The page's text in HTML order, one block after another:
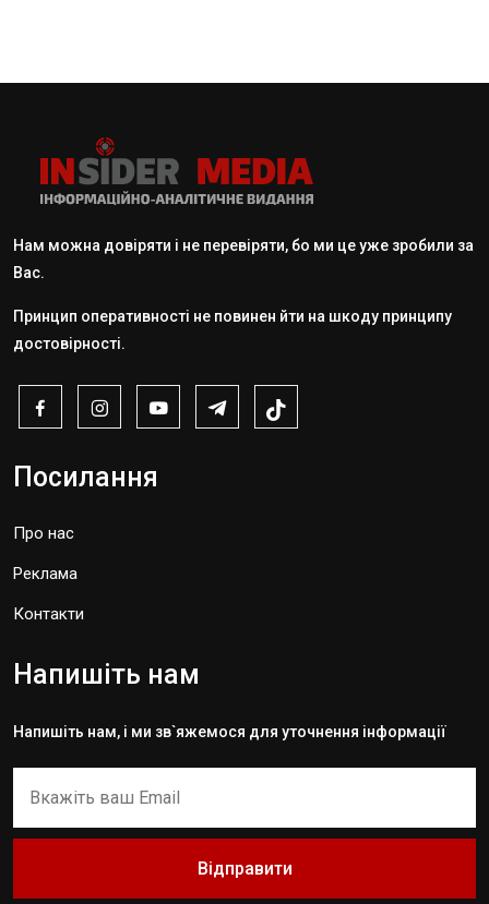
Нам можна довіряти і не перевіряти, бо ми це уже зробили за
Вас.
Принцип оперативності не повинен йти на шкоду принципу
достовірності.
Посилання
Про нас
Реклама
Контакти
Напишіть нам
Напишіть нам, і ми зв`яжемося для уточнення інформації
Відправити